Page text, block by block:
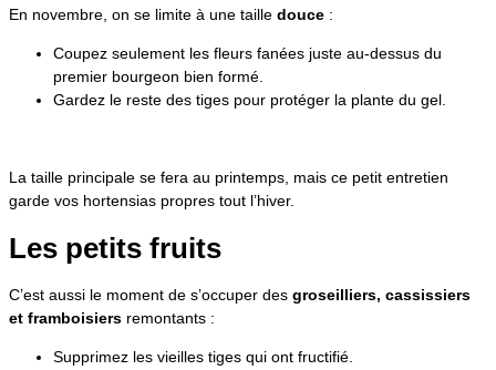
En novembre, on se limite à une taille douce :
Coupez seulement les fleurs fanées juste au-dessus du
premier bourgeon bien formé.
Gardez le reste des tiges pour protéger la plante du gel.
La taille principale se fera au printemps, mais ce petit entretien
garde vos hortensias propres tout l’hiver.
Les petits fruits
C’est aussi le moment de s’occuper des groseilliers, cassissiers
et framboisiers remontants :
Supprimez les vieilles tiges qui ont fructifié.